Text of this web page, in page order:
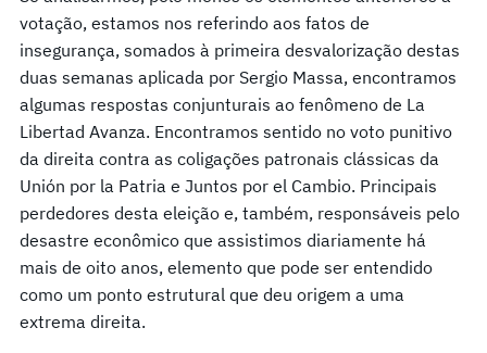
votação, estamos nos referindo aos fatos de
insegurança, somados à primeira desvalorização destas
duas semanas aplicada por Sergio Massa, encontramos
algumas respostas conjunturais ao fenômeno de La
Libertad Avanza. Encontramos sentido no voto punitivo
da direita contra as coligações patronais clássicas da
Unión por la Patria e Juntos por el Cambio. Principais
perdedores desta eleição e, também, responsáveis ​​pelo
desastre econômico que assistimos diariamente há
mais de oito anos, elemento que pode ser entendido
como um ponto estrutural que deu origem a uma
extrema direita.